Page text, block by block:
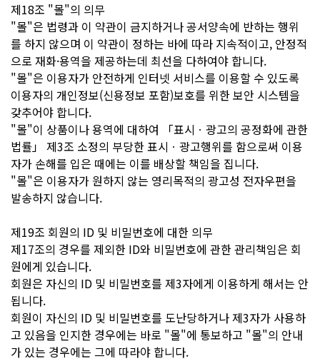
제18조 "몰"의 의무
"몰"은 법령과 이 약관이 금지하거나 공서양속에 반하는 행위
를 하지 않으며 이 약관이 정하는 바에 따라 지속적이고, 안정적
으로 재화·용역을 제공하는데 최선을 다하여야 합니다.
"몰"은 이용자가 안전하게 인터넷 서비스를 이용할 수 있도록
이용자의 개인정보(신용정보 포함)보호를 위한 보안 시스템을
갖추어야 합니다.
"몰"이 상품이나 용역에 대하여 「표시ㆍ광고의 공정화에 관한
법률」 제3조 소정의 부당한 표시ㆍ광고행위를 함으로써 이용
자가 손해를 입은 때에는 이를 배상할 책임을 집니다.
"몰"은 이용자가 원하지 않는 영리목적의 광고성 전자우편을
발송하지 않습니다.
제19조 회원의 ID 및 비밀번호에 대한 의무
제17조의 경우를 제외한 ID와 비밀번호에 관한 관리책임은 회
원에게 있습니다.
회원은 자신의 ID 및 비밀번호를 제3자에게 이용하게 해서는 안
됩니다.
회원이 자신의 ID 및 비밀번호를 도난당하거나 제3자가 사용하
고 있음을 인지한 경우에는 바로 "몰"에 통보하고 "몰"의 안내
가 있는 경우에는 그에 따라야 합니다.